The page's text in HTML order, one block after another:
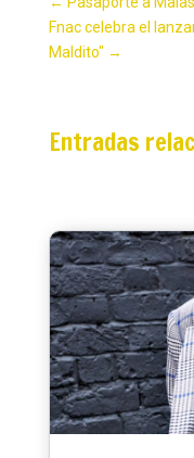
Fnac celebra el
Maldito" →
Entradas